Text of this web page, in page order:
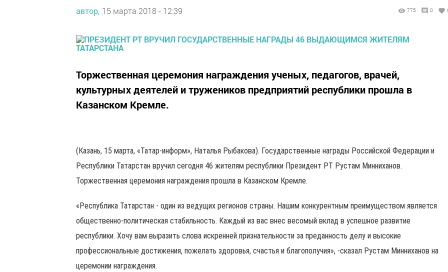
автор, 15 марта 2018 - 12:39 775 0
Торжественная церемония награждения ученых, педагогов, врачей,
культурных деятелей и тружеников предприятий республики прошла в
Казанском Кремле.
(Казань, 15 марта, «Татар-информ», Наталья Рыбакова). Государственные награды Российской Федерации и
Республики Татарстан вручил сегодня 46 жителям республики Президент РТ Рустам Минниханов.
Торжественная церемония награждения прошла в Казанском Кремле.
«Республика Татарстан - один из ведущих регионов страны. Нашим конкурентным преимуществом является
общественно-политическая стабильность. Каждый из вас внес весомый вклад в успешное развитие
республики. Хочу вам выразить слова искренней признательности за преданность делу и высокие
профессиональные достижения, пожелать здоровья, счастья и благополучия», -сказал Рустам Минниханов на
церемонии награждения.